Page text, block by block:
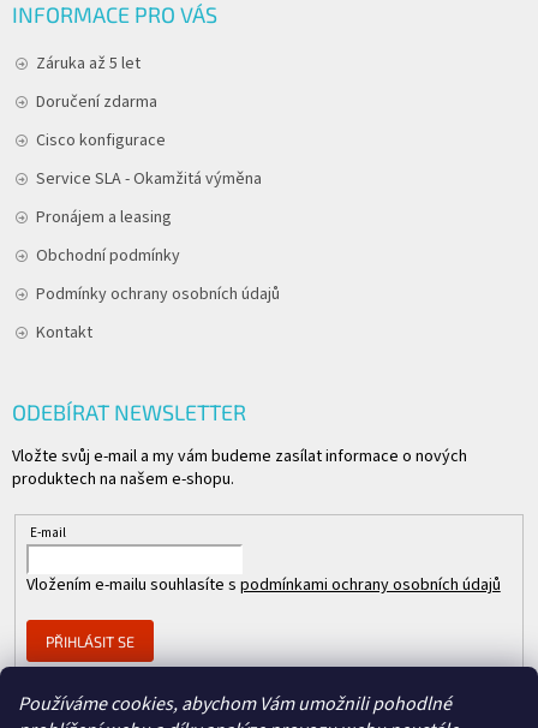
Používáme cookies, abychom Vám umožnili pohodlné
INFORMACE PRO VÁS
Záruka až 5 let
Doručení zdarma
Cisco konfigurace
Service SLA - Okamžitá výměna
Pronájem a leasing
Obchodní podmínky
Podmínky ochrany osobních údajů
Kontakt
ODEBÍRAT NEWSLETTER
Vložte svůj e-mail a my vám budeme zasílat informace o nových
produktech na našem e-shopu.
E-mail
Vložením e-mailu souhlasíte s podmínkami ochrany osobních údajů
PŘIHLÁSIT SE